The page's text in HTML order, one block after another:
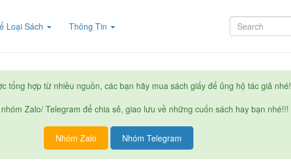
Loại Sách Thông Tin
tổng hợp từ nhiều nguồn, các bạn hãy mua sách giấy để ủng hộ tác giả nhé!
Zalo/ Telegram để chia sẻ, giao lưu về những cuốn sách hay bạn nhé!!!
Nhóm Zalo Nhóm Telegram